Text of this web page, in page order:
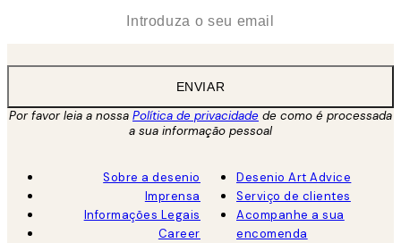
ENVIAR
Por favor leia a nossa Política de privacidade de como é processada
a sua informação pessoal
Sobre a desenio
Imprensa
Informações Legais
Career
Desenio Art Advice
Serviço de clientes
Acompanhe a sua
encomenda